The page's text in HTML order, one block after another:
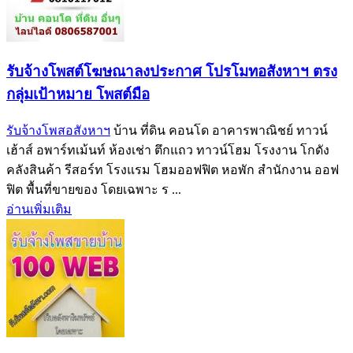
รับจ้างโพสต์โฆษณาลงประกาศ โปรโมทอสังหาฯ ตรง
กลุ่มเป้าหมาย โพสต์มือ
รับจ้างโพสอสังหาฯ บ้าน ที่ดิน คอนโด อาคารพาณิชย์ ทาวน์
เฮ้าส์ อพาร์ทเม้นท์ ห้องเช่า ตึกแถว ทาวน์โฮม โรงงาน โกดัง
คลังสินค้า รีสอร์ท โรงแรม โฮมออฟฟิต หอพัก สำนักงาน ออฟ
ฟิต พื้นที่ขายของ โดยเฉพาะ ร ...
อ่านเพิ่มเติม